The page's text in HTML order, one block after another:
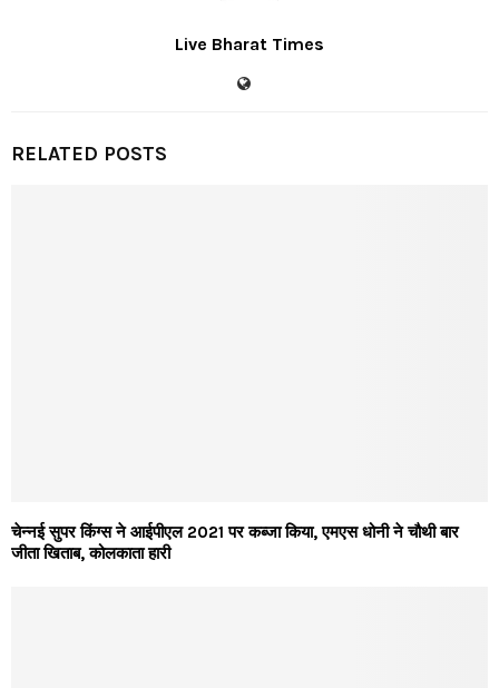
Live Bharat Times
RELATED POSTS
चेन्नई सुपर किंग्स ने आईपीएल 2021 पर कब्जा किया, एमएस धोनी ने चौथी बार
जीता खिताब, कोलकाता हारी